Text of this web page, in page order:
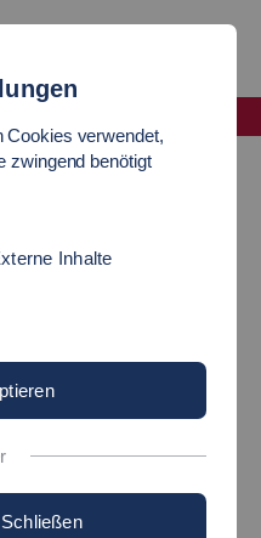
IST
Cookies verwendet,
zwingend benötigt
Inhalte